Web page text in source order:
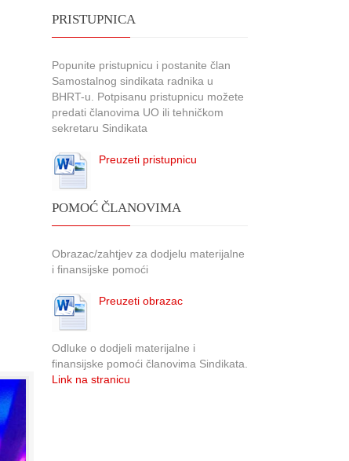
PRISTUPNICA
Popunite pristupnicu i postanite član
Samostalnog sindikata radnika u
BHRT-u. Potpisanu pristupnicu možete
predati članovima UO ili tehničkom
sekretaru Sindikata
Preuzeti pristupnicu
POMOĆ ČLANOVIMA
Obrazac/zahtjev za dodjelu materijalne
i finansijske pomoći
Preuzeti obrazac
Odluke o dodjeli materijalne i
finansijske pomoći članovima Sindikata.
Link na stranicu